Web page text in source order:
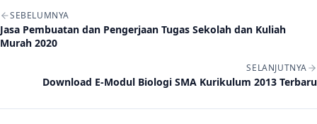
Navigasi artikel
SEBELUMNYA
Jasa Pembuatan dan Pengerjaan Tugas Sekolah dan Kuliah
Murah 2020
SELANJUTNYA
Download E-Modul Biologi SMA Kurikulum 2013 Terbaru